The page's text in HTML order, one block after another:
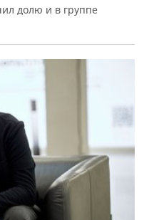
долю и в группе